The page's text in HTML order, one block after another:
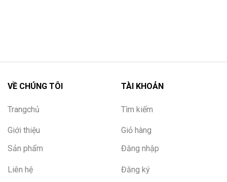
VỀ CHÚNG TÔI
Trangchủ
Giới thiệu
Sản phẩm
Liên hệ
TÀI KHOẢN
Tìm kiếm
Giỏ hàng
Đăng nhập
Đăng ký